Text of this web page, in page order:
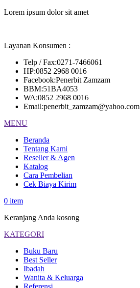
Lorem ipsum dolor sit amet
Layanan Konsumen :
Telp / Fax:0271-7466061
HP:0852 2968 0016
Facebook:Penerbit Zamzam
BBM:51BA4053
WA:0852 2968 0016
Email:penerbit_zamzam@yahoo.com
MENU
Beranda
Tentang Kami
Reseller & Agen
Katalog
Cara Pembelian
Cek Biaya Kirim
0 item
Keranjang Anda kosong
KATEGORI
Buku Baru
Best Seller
Ibadah
Wanita & Keluarga
Referensi